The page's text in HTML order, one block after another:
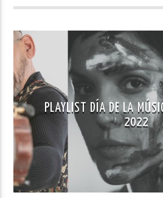
PLAYLIST DÍA DE LA
2022